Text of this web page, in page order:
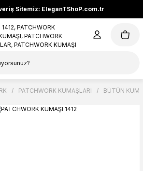
Sitemiz: EleganTShoP.com.tr
PATCHWORK KUMAŞLARI BÜTÜN